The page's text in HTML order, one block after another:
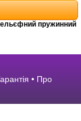
пружинний
• Про